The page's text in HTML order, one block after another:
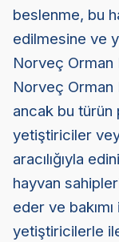
beslenme, bu
edilmesine ve
Norveç Orman
Norveç Orman
ancak bu türün
yetiştiriciler
aracılığıyla
hayvan
eder ve
yetiştiricilerle